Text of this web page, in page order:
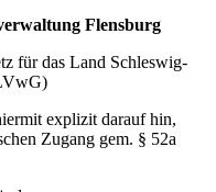
Flensburg
für das Land Schleswig-
explizit darauf hin,
Zugang gem. § 52a